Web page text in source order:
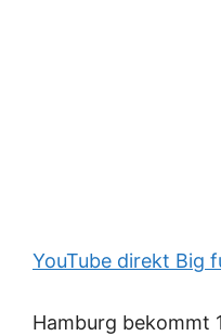
YouTube direkt Big
Hamburg bekommt